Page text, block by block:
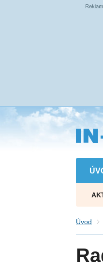
Přejít
na
hlavní
obsah
Úvod